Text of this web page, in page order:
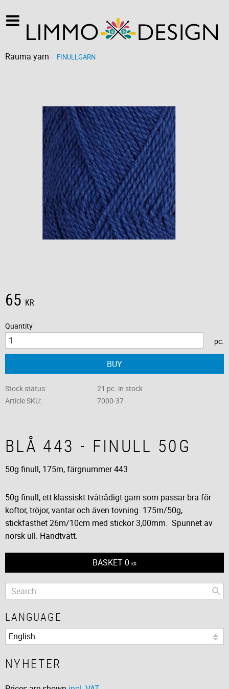
Rauma yarn FINULLGARN
65 KR
Quantity
pc.
BUY
Stock status
21 pc. in stock
Article SKU
7000-37
BLÅ 443 - FINULL 50G
50g finull, 175m, färgnummer 443
50g finull, ett klassiskt tvåtrådigt garn som passar bra för
koftor, tröjor, vantar och även tovning. 175m/50g,
stickfasthet 26m/10cm med stickor 3,00mm. Spunnet av
norsk ull. Handtvätt.
BASKET 0 KR
LANGUAGE
NYHETER